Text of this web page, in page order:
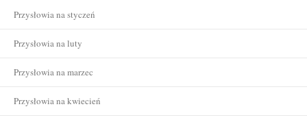
Przysłowia na styczeń
Przysłowia na luty
Przysłowia na marzec
Przysłowia na kwiecień